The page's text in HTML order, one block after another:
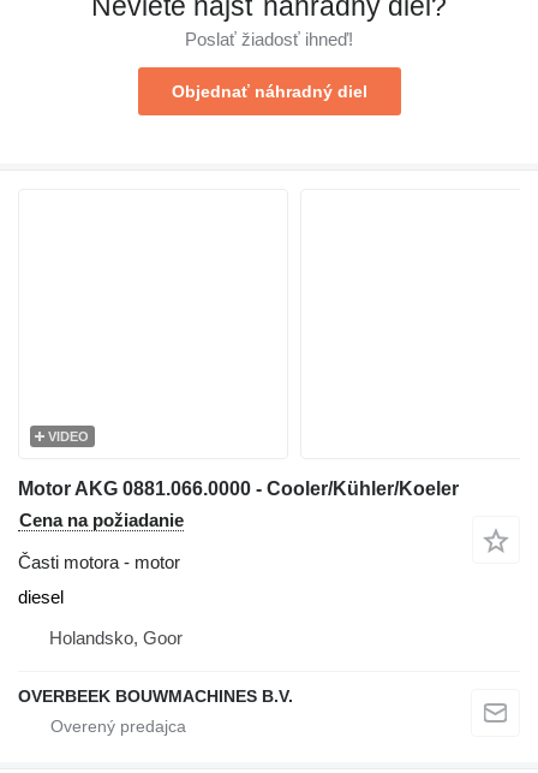
Neviete nájsť náhradný diel?
Poslať žiadosť ihneď!
Objednať náhradný diel
VIDEO
Motor AKG 0881.066.0000 - Cooler/Kühler/Koeler
Cena na požiadanie
Časti motora - motor
diesel
Holandsko, Goor
OVERBEEK BOUWMACHINES B.V.